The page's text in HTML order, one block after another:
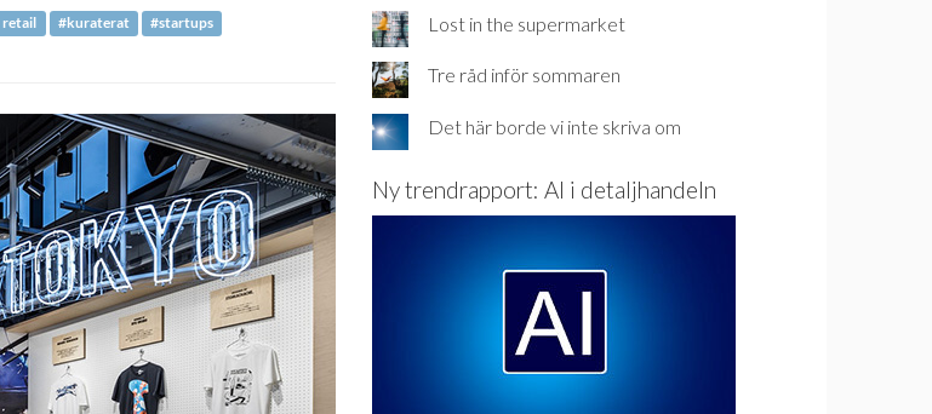
retail #kuraterat #startups Lost in the supermarket
Tre råd inför sommaren
Det här borde vi inte skriva om
Ny trendrapport: AI i detaljhandeln